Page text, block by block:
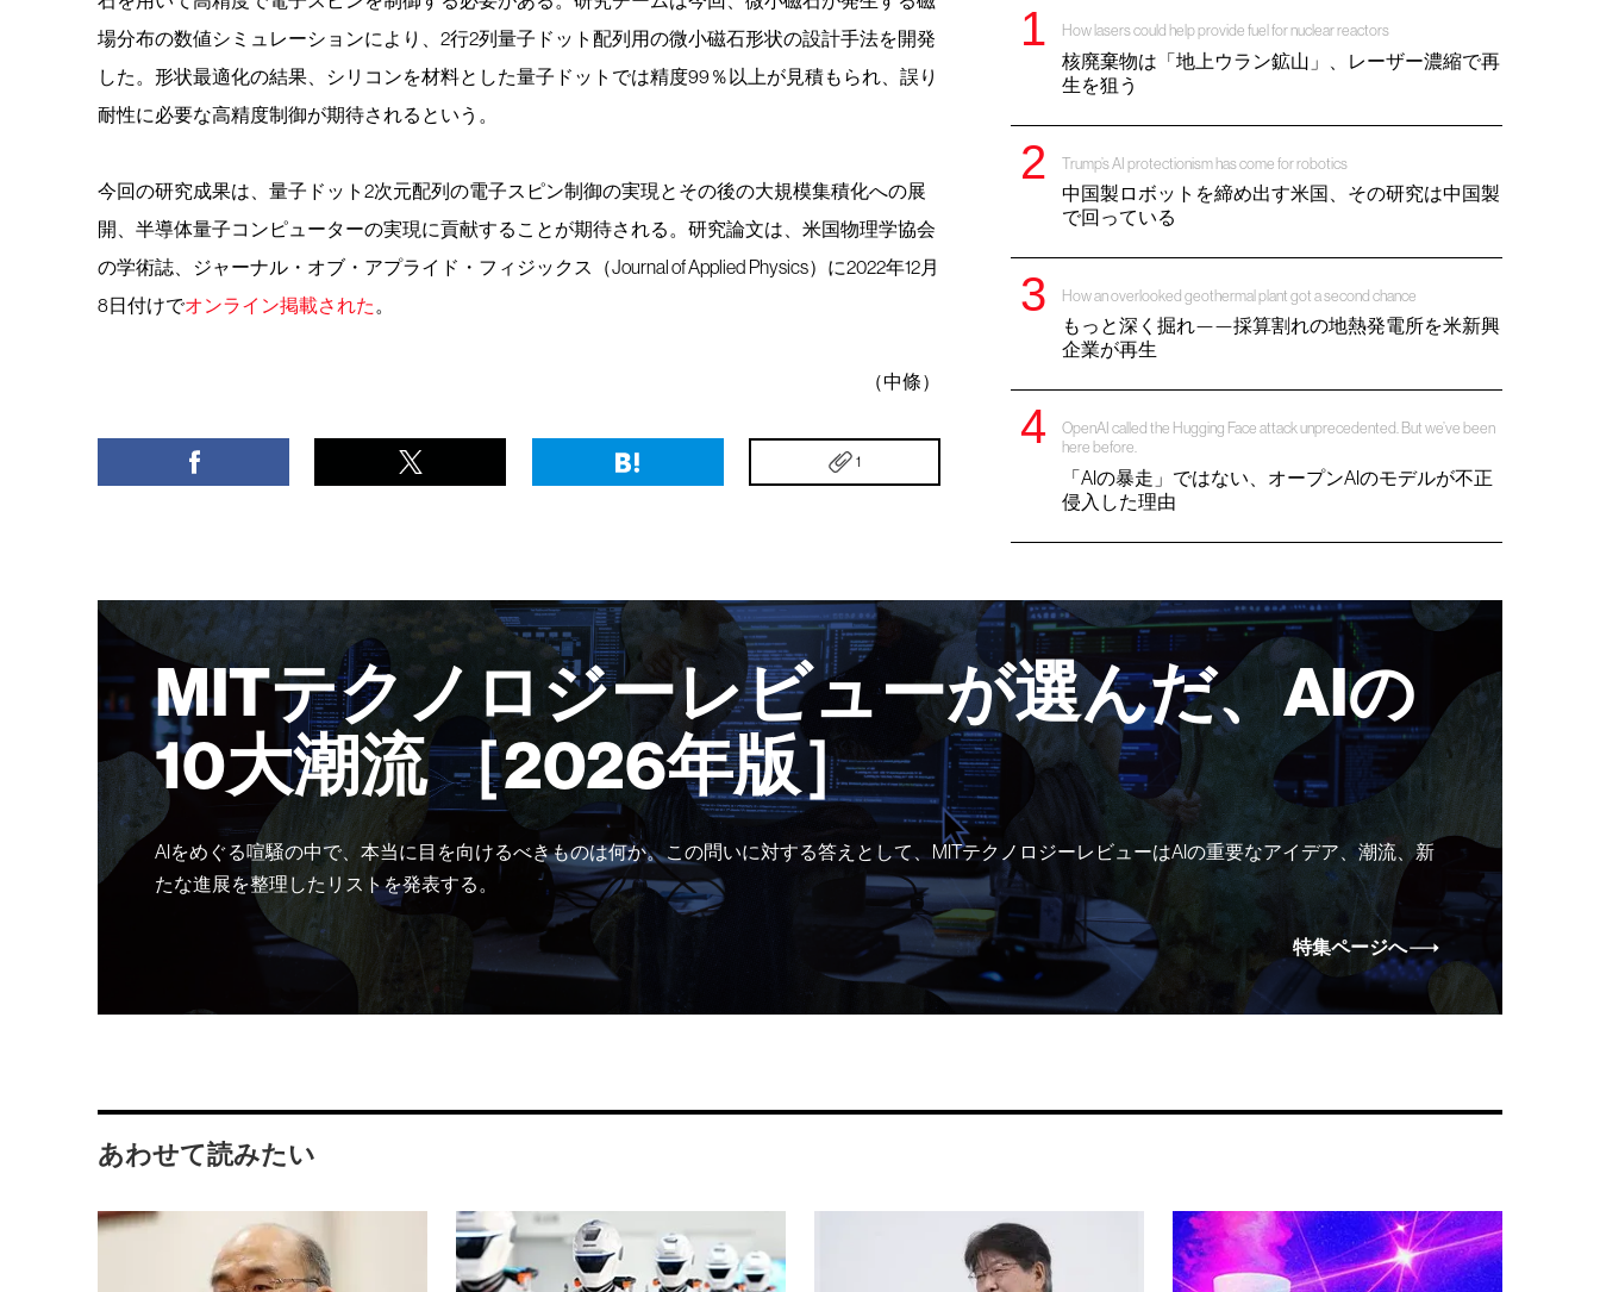
場分布の数値シミュレーションにより、2行2列量子ドット配列用の微小磁石形状の設計手法を開発
した。形状最適化の結果、シリコンを材料とした量子ドットでは精度99％以上が見積もられ、誤り
耐性に必要な高精度制御が期待されるという。
今回の研究成果は、量子ドット2次元配列の電子スピン制御の実現とその後の大規模集積化への展
開、半導体量子コンピューターの実現に貢献することが期待される。研究論文は、米国物理学協会
の学術誌、ジャーナル・オブ・アプライド・フィジックス（Journal of Applied Physics）に2022年12月
8日付けでオンライン掲載された 。
（中條）
1
How lasers could help provide fuel for nuclear reactors
核廃棄物は「地上ウラン鉱山」、レーザー濃縮で再
生を狙う
Trump’s AI protectionism has come for robotics
中国製ロボットを締め出す米国、その研究は中国製
で回っている
How an overlooked geothermal plant got a second chance
もっと深く掘れ——採算割れの地熱発電所を米新興
企業が再生
OpenAI called the Hugging Face attack unprecedented. But we’ve been
here before.
「AIの暴走」ではない、オープンAIのモデルが不正
侵入した理由
MITテクノロジーレビューが選んだ、AIの
10大潮流 ［2026年版］
AIをめぐる喧騒の中で、本当に目を向けるべきものは何か。この問いに対する答えとして、MITテクノロジーレビューはAIの重要なアイデア、潮流、新
たな進展を整理したリストを発表する。
特集ページへ
あわせて読みたい